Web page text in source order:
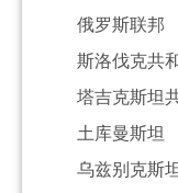
俄罗斯联邦
斯洛伐克共
塔吉克斯坦
土库曼斯坦
乌兹别克斯